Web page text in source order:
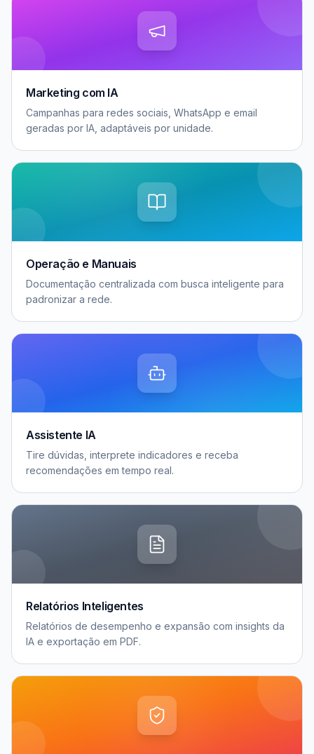
Marketing com IA
Campanhas para redes sociais, WhatsApp e email
geradas por IA, adaptáveis por unidade.
Operação e Manuais
Documentação centralizada com busca inteligente para
padronizar a rede.
Assistente IA
Tire dúvidas, interprete indicadores e receba
recomendações em tempo real.
Relatórios Inteligentes
Relatórios de desempenho e expansão com insights da
IA e exportação em PDF.